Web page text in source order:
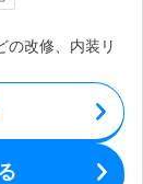
の改修、内装リ